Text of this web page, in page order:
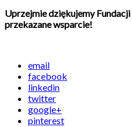
Uprzejmie dziękujemy
przekazane wsparcie!
email
facebook
linkedin
twitter
google+
pinterest